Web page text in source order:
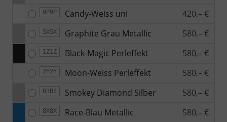
9P9P Candy-Weiss uni 420,– €
5X5X Graphite Grau Metallic 580,– €
1Z1Z Black-Magic Perleffekt 580,– €
2Y2Y Moon-Weiss Perleffekt 580,– €
B3B3 Smokey Diamond Silber 580,– €
8X8X Race-Blau Metallic 580,– €